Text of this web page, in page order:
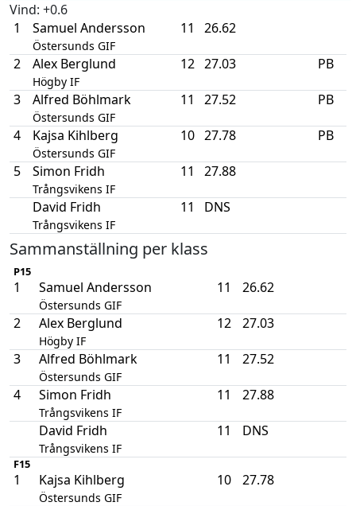
Vind: +0.6
1
Samuel Andersson
Östersunds GIF
11 26.62
2 Alex Berglund
Högby IF
12 27.03 PB
3 Alfred Böhlmark
Östersunds GIF
11 27.52 PB
4 Kajsa Kihlberg
Östersunds GIF
10 27.78 PB
5 Simon Fridh
Trångsvikens IF
11 27.88
David Fridh
Trångsvikens IF
11 DNS
Sammanställning per klass
P15
1 Samuel Andersson
Östersunds GIF
11 26.62
2 Alex Berglund
Högby IF
12 27.03
3 Alfred Böhlmark
Östersunds GIF
11 27.52
4 Simon Fridh
Trångsvikens IF
11 27.88
David Fridh
Trångsvikens IF
11 DNS
F15
1 Kajsa Kihlberg
Östersunds GIF
10 27.78